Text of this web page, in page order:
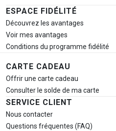
ESPACE FIDÉLITÉ
Découvrez les avantages
Voir mes avantages
Conditions du programme fidélité
CARTE CADEAU
Offrir une carte cadeau
Consulter le solde de ma carte
SERVICE CLIENT
Nous contacter
Questions fréquentes (FAQ)